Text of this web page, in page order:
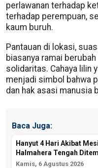
perlawanan terhadap
terhadap perempuan,
kaum buruh.
Pantauan di lokasi,
biasanya ramai
solidaritas. Cahaya lilin
menjadi simbol bahwa
dan hak asasi manusia
Baca Juga:
Hanyut 4 Hari Akibat
Halmahera Tengah
Kamis, 6 Agustus 2026